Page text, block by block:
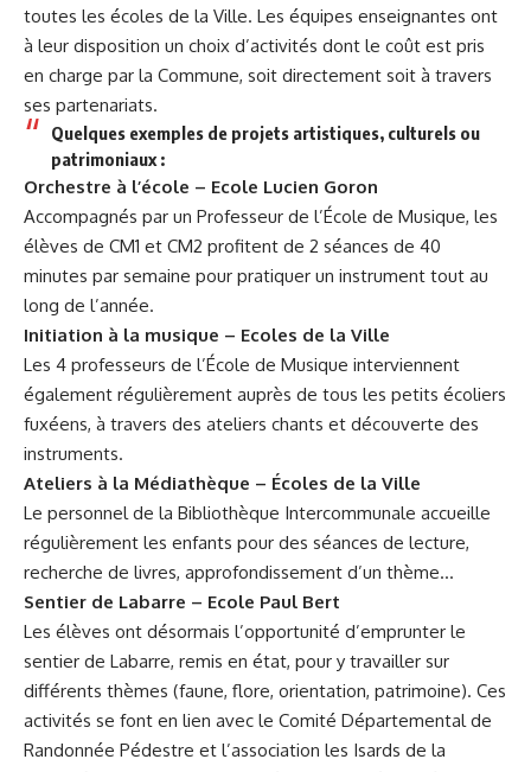
toutes les écoles de la Ville. Les équipes enseignantes ont
à leur disposition un choix d’activités dont le coût est pris
en charge par la Commune, soit directement soit à travers
ses partenariats.
Quelques exemples de projets artistiques, culturels ou
patrimoniaux :
Orchestre à l’école – Ecole Lucien Goron
Accompagnés par un Professeur de l’École de Musique, les
élèves de CM1 et CM2 profitent de 2 séances de 40
minutes par semaine pour pratiquer un instrument tout au
long de l’année.
Initiation à la musique – Ecoles de la Ville
Les 4 professeurs de l’École de Musique interviennent
également régulièrement auprès de tous les petits écoliers
fuxéens, à travers des ateliers chants et découverte des
instruments.
Ateliers à la Médiathèque – Écoles de la Ville
Le personnel de la Bibliothèque Intercommunale accueille
régulièrement les enfants pour des séances de lecture,
recherche de livres, approfondissement d’un thème…
Sentier de Labarre – Ecole Paul Bert
Les élèves ont désormais l’opportunité d’emprunter le
sentier de Labarre, remis en état, pour y travailler sur
différents thèmes (faune, flore, orientation, patrimoine). Ces
activités se font en lien avec le Comité Départemental de
Randonnée Pédestre et l’association les Isards de la